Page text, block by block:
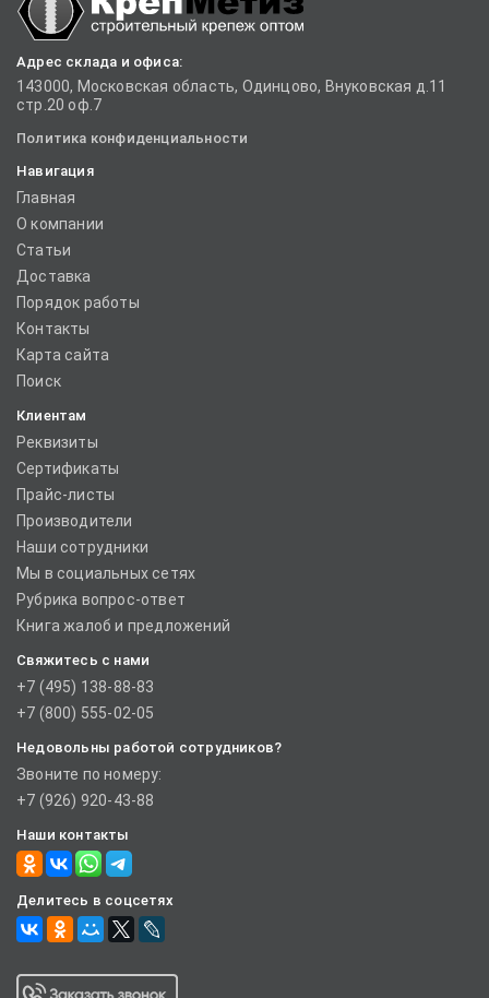
Адрес склада и офиса:
143000, Московская область, Одинцово, Внуковская д.11
стр.20 оф.7
Политика конфиденциальности
Навигация
Главная
О компании
Статьи
Доставка
Порядок работы
Контакты
Карта сайта
Поиск
Клиентам
Реквизиты
Сертификаты
Прайс-листы
Производители
Наши сотрудники
Мы в социальных сетях
Рубрика вопрос-ответ
Книга жалоб и предложений
Свяжитесь с нами
+7 (495) 138-88-83
+7 (800) 555-02-05
Недовольны работой сотрудников?
Звоните по номеру:
+7 (926) 920-43-88
Наши контакты
Делитесь в соцсетях